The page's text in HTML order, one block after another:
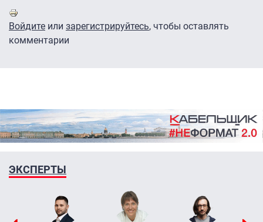
Войдите или зарегистрируйтесь, чтобы оставлять
комментарии
ЭКСПЕРТЫ